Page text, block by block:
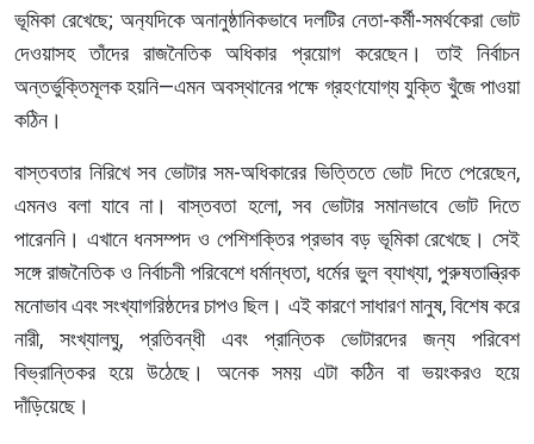
ভূমিকা রেখেছে; অন‍্যদিকে অনানুষ্ঠানিকভাবে দলটির নেতা-কর্মী-সমর্থকেরা ভোট
দেওয়াসহ তাঁদের রাজনৈতিক অধিকার প্রয়োগ করেছেন। তাই নির্বাচন
অন্তর্ভুক্তিমূলক হয়নি—এমন অবস্থানের পক্ষে গ্রহণযোগ্য যুক্তি খুঁজে পাওয়া
কঠিন।
বাস্তবতার নিরিখে সব ভোটার সম-অধিকারের ভিত্তিতে ভোট দিতে পেরেছেন,
এমনও বলা যাবে না। বাস্তবতা হলো, সব ভোটার সমানভাবে ভোট দিতে
পারেননি। এখানে ধনসম্পদ ও পেশিশক্তির প্রভাব বড় ভূমিকা রেখেছে। সেই
সঙ্গে রাজনৈতিক ও নির্বাচনী পরিবেশে ধর্মান্ধতা, ধর্মের ভুল ব্যাখ্যা, পুরুষতান্ত্রিক
মনোভাব এবং সংখ্যাগরিষ্ঠদের চাপও ছিল। এই কারণে সাধারণ মানুষ, বিশেষ করে
নারী, সংখ্যালঘু, প্রতিবন্ধী এবং প্রান্তিক ভোটারদের জন্য পরিবেশ
বিভ্রান্তিকর হয়ে উঠেছে। অনেক সময় এটা কঠিন বা ভয়ংকরও হয়ে
দাঁড়িয়েছে।